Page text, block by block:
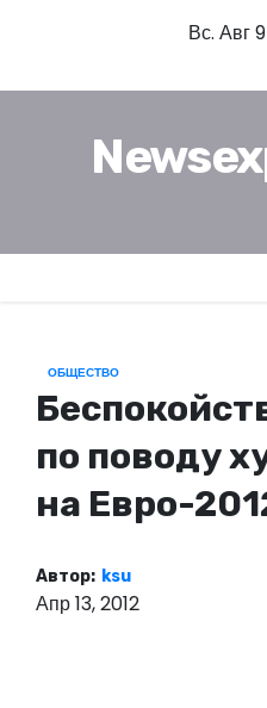
к
Вс. Авг
ОБЩЕСТВО
по поводу
на Евро-
Автор: ksu
Апр 13, 2012